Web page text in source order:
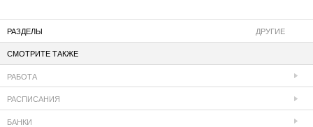
ДРУГИЕ
РАЗДЕЛЫ
СМОТРИТЕ ТАКЖЕ
РАБОТА
РАСПИСАНИЯ
БАНКИ